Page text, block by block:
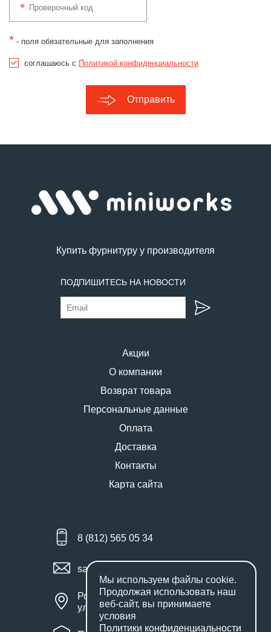
* - поля обязательные для заполнения
соглашаюсь с Политикой конфиденциальности
Отправить
Купить фурнитуру у производителя
ПОДПИШИТЕСЬ НА НОВОСТИ
Акции
О компании
Возврат товара
Персональные данные
Оплата
Доставка
Контакты
Карта сайта
8 (812) 565 05 34
sales@miniworks.ru
Россия, Санкт-Петербург,
улица Маршала Новикова, 28Е
Мы используем файлы cookie.
Продолжая использовать наш
веб-сайт, вы принимаете
условия
Политики конфиденциальности